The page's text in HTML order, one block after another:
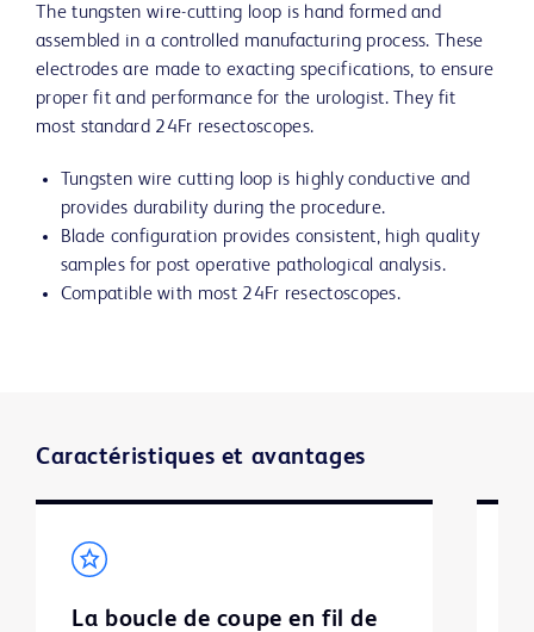
The tungsten wire-cutting loop is hand formed and
assembled in a controlled manufacturing process. These
electrodes are made to exacting specifications, to ensure
proper fit and performance for the urologist. They fit
most standard 24Fr resectoscopes.
Tungsten wire cutting loop is highly conductive and
provides durability during the procedure.
Blade configuration provides consistent, high quality
samples for post operative pathological analysis.
Compatible with most 24Fr resectoscopes.
Caractéristiques et avantages
La boucle de coupe en fil de